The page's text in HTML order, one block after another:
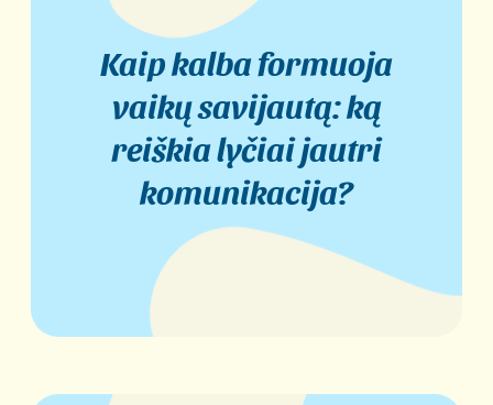
Kaip kalba formuoja
vaikų savijautą: ką
reiškia lyčiai jautri
komunikacija?